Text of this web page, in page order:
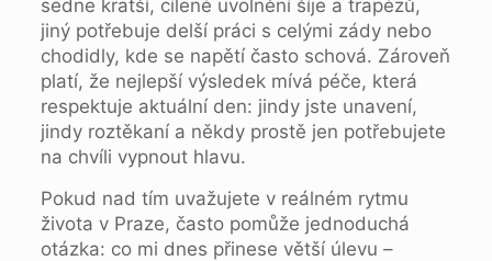
sedne kratší, cílené uvolnění šíje a trapézů,
jiný potřebuje delší práci s celými zády nebo
chodidly, kde se napětí často schová. Zároveň
platí, že nejlepší výsledek mívá péče, která
respektuje aktuální den: jindy jste unavení,
jindy roztěkaní a někdy prostě jen potřebujete
na chvíli vypnout hlavu.
Pokud nad tím uvažujete v reálném rytmu
života v Praze, často pomůže jednoduchá
otázka: co mi dnes přinese větší úlevu –